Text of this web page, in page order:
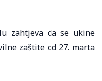
zahtjeva da se ukine
zaštite od 27. marta